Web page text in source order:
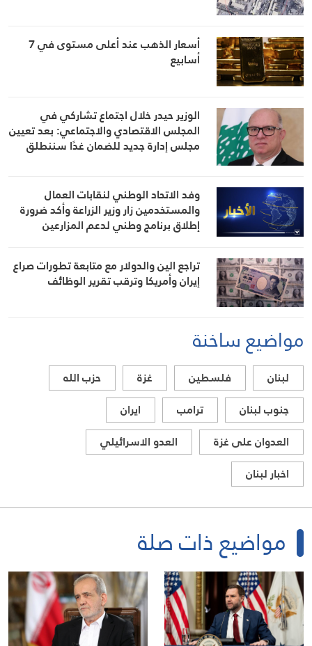
أسعار الذهب عند أعلى مستوى في 7
أسابيع
الوزير حيدر خلال اجتماع تشاركي في
المجلس الاقتصادي والاجتماعي: بعد تعيين
مجلس إدارة جديد للضمان غدًا سننطلق
وفد الاتحاد الوطني لنقابات العمال
والمستخدمين زار وزير الزراعة وأكد ضرورة
إطلاق برنامج وطني لدعم المزارعين
تراجع الين والدولار مع متابعة تطورات صراع
إيران وأمريكا وترقب تقرير الوظائف
مواضيع ساخنة
لبنان فلسطين غزة
حزب الله
جنوب لبنان
ترامب
ايران
العدوان على غزة
العدو الاسرائيلي
اخبار لبنان
مواضيع ذات صلة